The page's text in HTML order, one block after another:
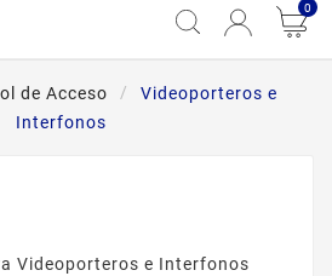
0
de Acceso
Videoporteros e
Interfonos
Videoporteros e Interfonos